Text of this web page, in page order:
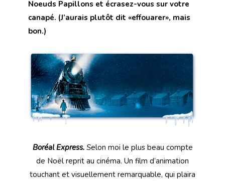
Noeuds Papillons et écrasez-vous sur votre
canapé. (J’aurais plutôt dit «effouarer», mais
bon.)
Boréal Express.Selon moi le plus beau compte
de Noël reprit au cinéma. Un film d’animation
touchant et visuellement remarquable, qui plaira